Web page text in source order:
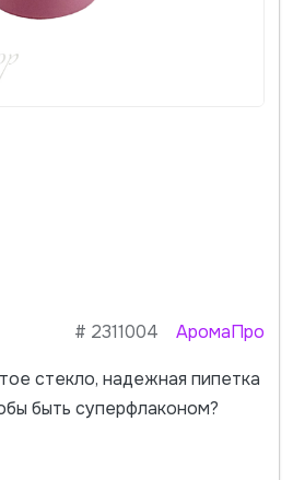
# 2311004 АромаПро
стекло, надежная пипетка
быть суперфлаконом?